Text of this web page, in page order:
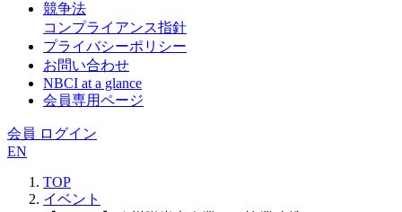
競争法
コンプライアンス指針
プライバシーポリシー
お問い合わせ
NBCI at a glance
会員専用ページ
会員 ログイン
EN
TOP
イベント